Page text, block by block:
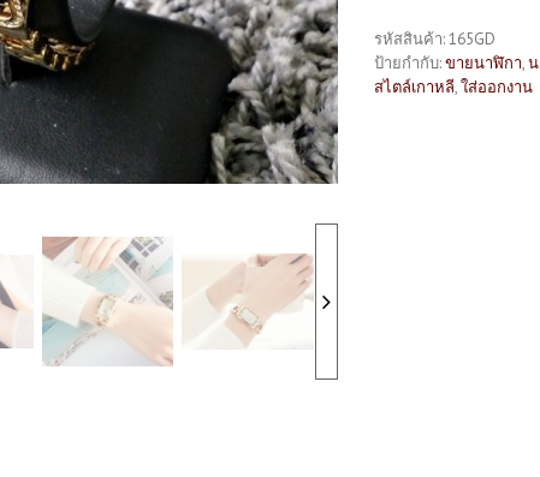
รหัสสินค้า:165GD
ป้ายกำกับ:ขายนาฬิกา,น
สไตล์เกาหลี,ใส่ออกงาน